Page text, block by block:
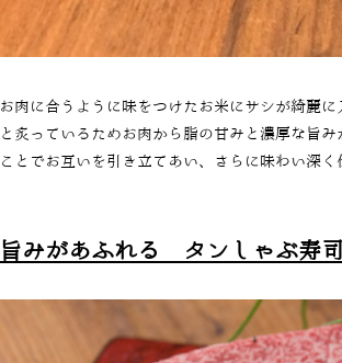
お肉に合うように味をつけたお米にサシが綺麗
と炙っているためお肉から脂の甘みと濃厚な旨
ことでお互いを引き立てあい、さらに味わい深
旨みがあふれる タンしゃぶ寿